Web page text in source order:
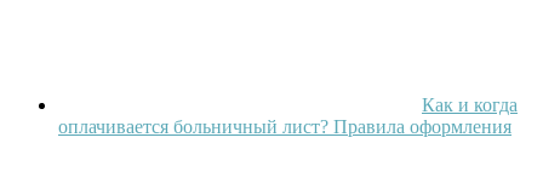
Как и когда
оплачивается больничный лист? Правила оформления